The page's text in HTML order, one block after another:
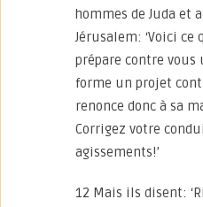
hommes de Juda et
Jérusalem: ‘Voici ce
prépare contre vous
forme un projet
renonce donc à sa
Corrigez votre
agissements!’
12 Mais ils disent: